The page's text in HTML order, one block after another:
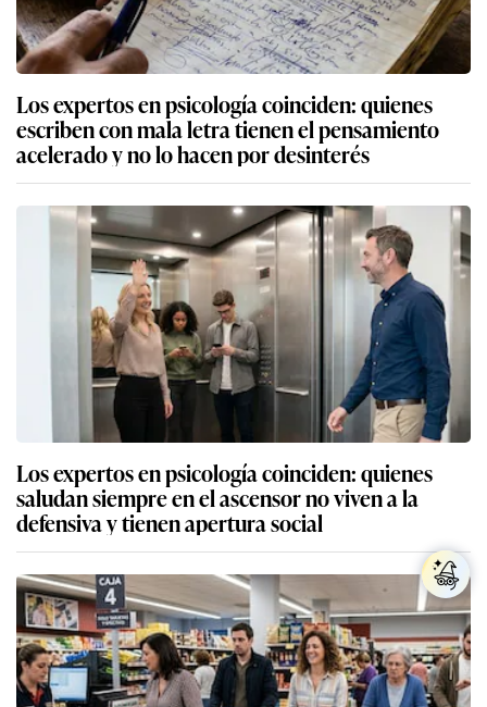
Los expertos en psicología coinciden: quienes
escriben con mala letra tienen el pensamiento
acelerado y no lo hacen por desinterés
Los expertos en psicología coinciden: quienes
saludan siempre en el ascensor no viven a la
defensiva y tienen apertura social